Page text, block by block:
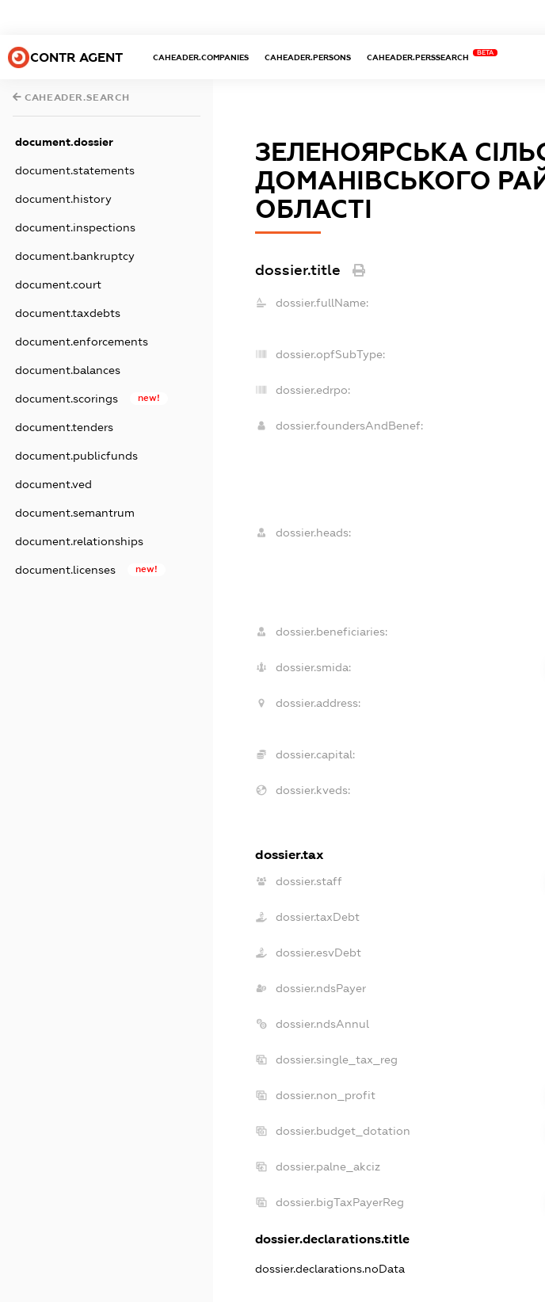
CONTR AGENT CAHEADER.COMPANIES CAHEADER.PERSONS CAHEADER.PERSSEARCH
BETA
CAHEADER.SEARCH
document.dossier
document.statements
document.history
document.inspections
document.bankruptcy
document.court
document.taxdebts
document.enforcements
document.balances
document.scorings new!
document.tenders
document.publicfunds
document.ved
document.semantrum
document.relationships
document.licenses new!
ЗЕЛЕНОЯРСЬКА
ДОМАНІВСЬКОГО
ОБЛАСТІ
dossier.title
dossier.fullName:
dossier.opfSubType:
dossier.edrpo:
dossier.foundersAndBenef:
dossier.heads:
dossier.beneficiaries:
dossier.smida:
dossier.address:
dossier.capital:
dossier.kveds:
dossier.tax
dossier.staff
dossier.taxDebt
dossier.esvDebt
dossier.ndsPayer
dossier.ndsAnnul
dossier.single_tax_reg
dossier.non_profit
dossier.budget_dotation
dossier.palne_akciz
dossier.bigTaxPayerReg
dossier.declarations.title
dossier.declarations.noData